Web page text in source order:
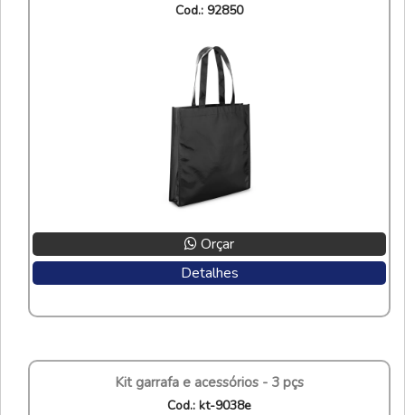
cod.: 92850
Orçar
Detalhes
kit garrafa e acessórios - 3 pçs
cod.: kt-9038e